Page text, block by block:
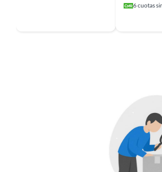
6cuotas